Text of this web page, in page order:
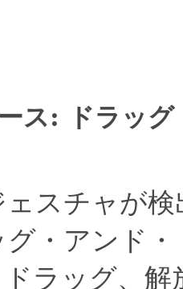
ス: ドラッ
ェスチャが
グ・アンド
ラッグ、